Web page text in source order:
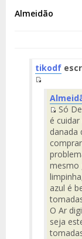
Almeidão
tikodf
Fuente
del
Mensaje
Fuente
del
Só
é
danada
mesmo
azul é
O Ar
seja